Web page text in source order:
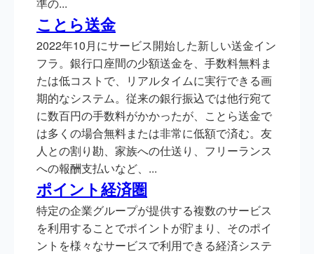
ことら送金
2022年10月にサービス開始した新しい送金イン
フラ。銀行口座間の少額送金を、手数料無料ま
たは低コストで、リアルタイムに実行できる画
期的なシステム。従来の銀行振込では他行宛て
に数百円の手数料がかかったが、ことら送金で
は多くの場合無料または非常に低額で済む。友
人との割り勘、家族への仕送り、フリーランス
への報酬支払いなど、...
ポイント経済圏
特定の企業グループが提供する複数のサービス
を利用することでポイントが貯まり、そのポイ
ントを様々なサービスで利用できる経済システ